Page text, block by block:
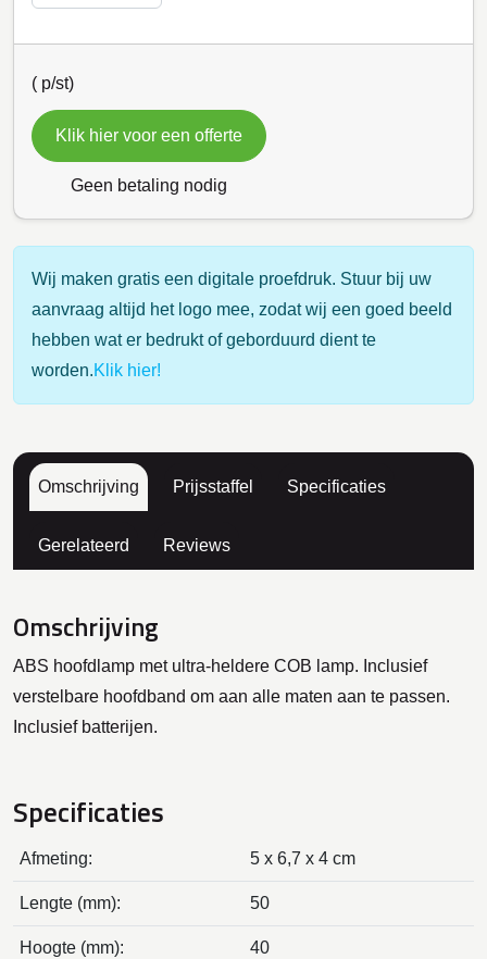
( p/st)
Klik hier voor een offerte
Geen betaling nodig
Wij maken gratis een digitale proefdruk. Stuur bij uw
aanvraag altijd het logo mee, zodat wij een goed beeld
hebben wat er bedrukt of geborduurd dient te
worden.Klik hier!
Omschrijving Prijsstaffel Specificaties
Gerelateerd Reviews
Omschrijving
ABS hoofdlamp met ultra-heldere COB lamp. Inclusief
verstelbare hoofdband om aan alle maten aan te passen.
Inclusief batterijen.
Specificaties
Afmeting: 5 x 6,7 x 4 cm
Lengte (mm): 50
Hoogte (mm): 40